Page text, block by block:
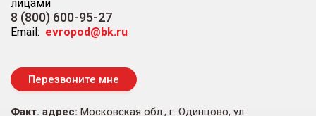
лицами
8 (800) 600-95-27
Email: evropod@bk.ru
Перезвоните мне
Факт. адрес: Московская обл., г. Одинцово, ул.